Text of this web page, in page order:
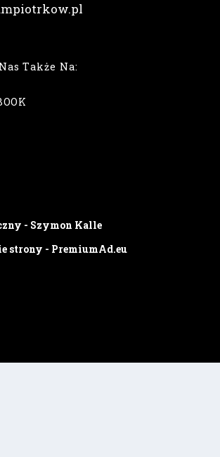
Także Na:
- Szymon Kalle
strony - PremiumAd.eu